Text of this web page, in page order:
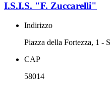
I.S.I.S. "F. Zuccarelli"
Indirizzo
Piazza della Fortezza, 1 -
CAP
58014